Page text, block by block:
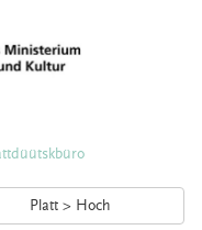
Platt > Hoch